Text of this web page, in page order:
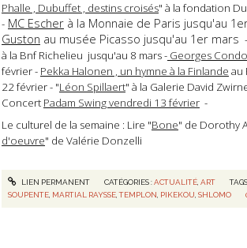
Phalle , Dubuffet , destins croisés" à la fondation
- MC Escher à la Monnaie de Paris jusqu'au
Guston au musée Picasso jusqu'au 1er mars
à la Bnf Richelieu jusqu'au 8 mars - Georges Condo
février - Pekka Halonen , un hymne à la Finlande au
22 février - "Léon Spillaert" à la Galerie David
Concert Padam Swing vendredi 13 février -
Le culturel de la semaine : Lire "Bone" de Dorothy
d'oeuvre" de Valérie Donzelli
LIEN PERMANENT CATÉGORIES :ACTUALITÉ, ART
SOUPENTE MARTIAL RAYSSE ,TEMPLON PIKEKOU ,SHLOMO